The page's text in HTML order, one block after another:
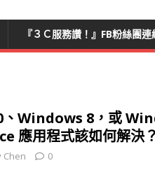
『３Ｃ服務讚！』FB粉絲團連
Windows 8，或
應用程式該如何解決？
Chen 0